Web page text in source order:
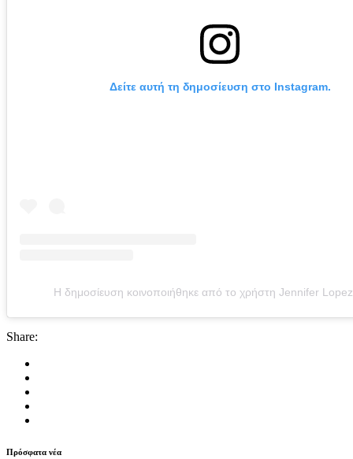
Δείτε αυτή τη δημοσίευση στο Instagram.
Η δημοσίευση κοινοποιήθηκε από το χρήστη Jennifer
Share:
Πρόσφατα νέα